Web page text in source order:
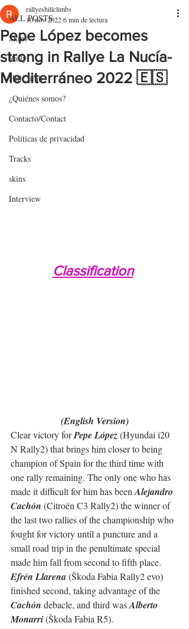
ALL POSTS
Skins
Rally
HillClimb
¿Quiénes somos?
Contacto/Contact
Políticas de privacidad
Tracks
skins
Interview
Pepe López becomes
strong in Rallye La Nucía-
Mediterráneo 2022 🇪🇸
rallyeshillclimbs
10 nov 20226 min de lectura
Classification
(English Version)
Clear victory for Pepe López (Hyundai i20
N Rally2) that brings him closer to being
champion of Spain for the third time with
one rally remaining. The only one who has
made it difficult for him has been Alejandro
Cachón (Citroën C3 Rally2) the winner of
the last two rallies of the championship who
fought for victory until a puncture and a
small road trip in the penultimate special
made him fall from second to fifth place.
Efrén Llarena (Škoda Fabia Rally2 evo)
finished second, taking advantage of the
Cachón debacle, and third was Alberto
Monarri (Škoda Fabia R5).